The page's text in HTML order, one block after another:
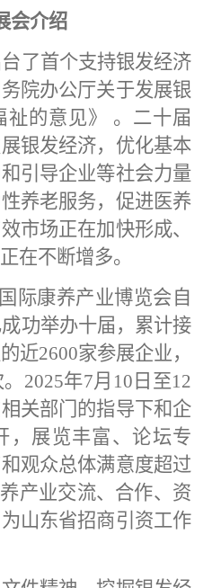
会介绍
了首个支持银发经济
院办公厅关于发展银
的意见》 。二十届
银发经济，优化基本
引导企业等社会力量
养老服务，促进医养
市场正在加快形成、
在不断增多。
际康养产业博览会自
功举办十届，累计接
近2600家参展企业，
2025年7月10日至12
关部门的指导下和企
，展览丰富、论坛专
观众总体满意度超过
产业交流、合作、资
山东省招商引资工作